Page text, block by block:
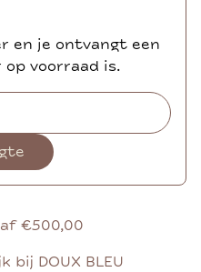
en je ontvangt een
voorraad is.
€500,00
bij DOUX BLEU